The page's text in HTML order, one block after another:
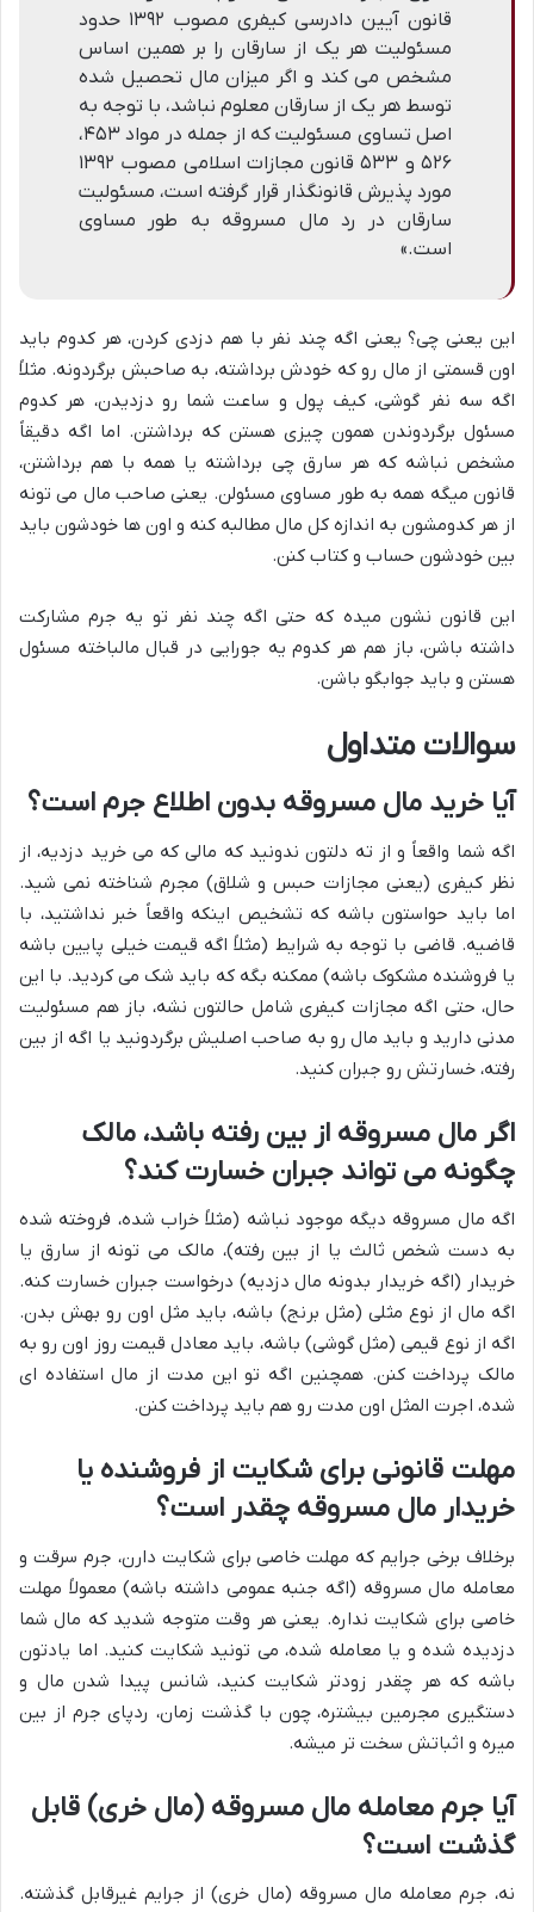
قانون آیین دادرسی کیفری مصوب ۱۳۹۲ حدود
مسئولیت هر یک از سارقان را بر همین اساس
مشخص می کند و اگر میزان مال تحصیل شده
توسط هر یک از سارقان معلوم نباشد، با توجه به
اصل تساوی مسئولیت که از جمله در مواد ۴۵۳،
۵۲۶ و ۵۳۳ قانون مجازات اسلامی مصوب ۱۳۹۲
مورد پذیرش قانونگذار قرار گرفته است، مسئولیت
سارقان در رد مال مسروقه به طور مساوی
است.»
این یعنی چی؟ یعنی اگه چند نفر با هم دزدی کردن، هر کدوم باید
اون قسمتی از مال رو که خودش برداشته، به صاحبش برگردونه. مثلاً
اگه سه نفر گوشی، کیف پول و ساعت شما رو دزدیدن، هر کدوم
مسئول برگردوندن همون چیزی هستن که برداشتن. اما اگه دقیقاً
مشخص نباشه که هر سارق چی برداشته یا همه با هم برداشتن،
قانون میگه همه به طور مساوی مسئولن. یعنی صاحب مال می تونه
از هر کدومشون به اندازه کل مال مطالبه کنه و اون ها خودشون باید
بین خودشون حساب و کتاب کنن.
این قانون نشون میده که حتی اگه چند نفر تو یه جرم مشارکت
داشته باشن، باز هم هر کدوم یه جورایی در قبال مالباخته مسئول
هستن و باید جوابگو باشن.
سوالات متداول
آیا خرید مال مسروقه بدون اطلاع جرم است؟
اگه شما واقعاً و از ته دلتون ندونید که مالی که می خرید دزدیه، از
نظر کیفری (یعنی مجازات حبس و شلاق) مجرم شناخته نمی شید.
اما باید حواستون باشه که تشخیص اینکه واقعاً خبر نداشتید، با
قاضیه. قاضی با توجه به شرایط (مثلاً اگه قیمت خیلی پایین باشه
یا فروشنده مشکوک باشه) ممکنه بگه که باید شک می کردید. با این
حال، حتی اگه مجازات کیفری شامل حالتون نشه، باز هم مسئولیت
مدنی دارید و باید مال رو به صاحب اصلیش برگردونید یا اگه از بین
رفته، خسارتش رو جبران کنید.
اگر مال مسروقه از بین رفته باشد، مالک
چگونه می تواند جبران خسارت کند؟
اگه مال مسروقه دیگه موجود نباشه (مثلاً خراب شده، فروخته شده
به دست شخص ثالث یا از بین رفته)، مالک می تونه از سارق یا
خریدار (اگه خریدار بدونه مال دزدیه) درخواست جبران خسارت کنه.
اگه مال از نوع مثلی (مثل برنج) باشه، باید مثل اون رو بهش بدن.
اگه از نوع قیمی (مثل گوشی) باشه، باید معادل قیمت روز اون رو به
مالک پرداخت کنن. همچنین اگه تو این مدت از مال استفاده ای
شده، اجرت المثل اون مدت رو هم باید پرداخت کنن.
مهلت قانونی برای شکایت از فروشنده یا
خریدار مال مسروقه چقدر است؟
برخلاف برخی جرایم که مهلت خاصی برای شکایت دارن، جرم سرقت و
معامله مال مسروقه (اگه جنبه عمومی داشته باشه) معمولاً مهلت
خاصی برای شکایت نداره. یعنی هر وقت متوجه شدید که مال شما
دزدیده شده و یا معامله شده، می تونید شکایت کنید. اما یادتون
باشه که هر چقدر زودتر شکایت کنید، شانس پیدا شدن مال و
دستگیری مجرمین بیشتره، چون با گذشت زمان، ردپای جرم از بین
میره و اثباتش سخت تر میشه.
آیا جرم معامله مال مسروقه (مال خری) قابل
گذشت است؟
نه، جرم معامله مال مسروقه (مال خری) از جرایم غیرقابل گذشته.